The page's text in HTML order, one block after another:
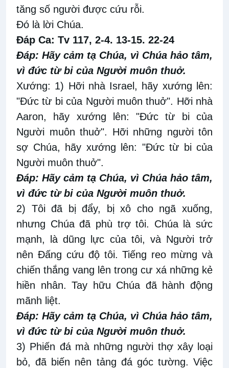
tăng số người được cứu rỗi.
Ðó là lời Chúa.
Ðáp Ca: Tv 117, 2-4. 13-15. 22-24
Ðáp: Hãy cảm tạ Chúa, vì Chúa hảo tâm,
vì đức từ bi của Người muôn thuở.
Xướng: 1) Hỡi nhà Israel, hãy xướng lên:
"Ðức từ bi của Người muôn thuở". Hỡi nhà
Aaron, hãy xướng lên: "Ðức từ bi của
Người muôn thuở". Hỡi những người tôn
sợ Chúa, hãy xướng lên: "Ðức từ bi của
Người muôn thuở".
Ðáp: Hãy cảm tạ Chúa, vì Chúa hảo tâm,
vì đức từ bi của Người muôn thuở.
2) Tôi đã bị đẩy, bị xô cho ngã xuống,
nhưng Chúa đã phù trợ tôi. Chúa là sức
mạnh, là dũng lực của tôi, và Người trở
nên Ðấng cứu độ tôi. Tiếng reo mừng và
chiến thắng vang lên trong cư xá những kẻ
hiền nhân. Tay hữu Chúa đã hành động
mãnh liệt.
Ðáp: Hãy cảm tạ Chúa, vì Chúa hảo tâm,
vì đức từ bi của Người muôn thuở.
3) Phiến đá mà những người thợ xây loại
bỏ, đã biến nên tảng đá góc tường. Việc